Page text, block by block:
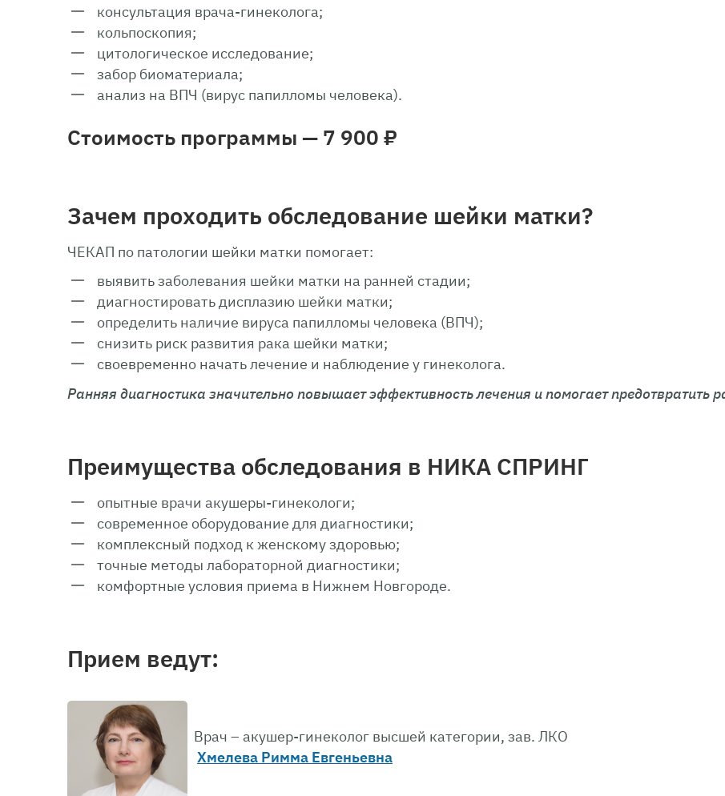
консультация врача-гинеколога;
кольпоскопия;
цитологическое исследование;
забор биоматериала;
анализ на ВПЧ (вирус папилломы человека).
Стоимость программы — 7 900 ₽
Зачем проходить обследование шейки матки?
ЧЕКАП по патологии шейки матки помогает:
выявить заболевания шейки матки на ранней стадии;
диагностировать дисплазию шейки матки;
определить наличие вируса папилломы человека (ВПЧ);
снизить риск развития рака шейки матки;
своевременно начать лечение и наблюдение у гинеколога.
Ранняя диагностика значительно повышает эффективность лечения и помогает предотвратить
Преимущества обследования в НИКА СПРИНГ
опытные врачи акушеры-гинекологи;
современное оборудование для диагностики;
комплексный подход к женскому здоровью;
точные методы лабораторной диагностики;
комфортные условия приема в Нижнем Новгороде.
Прием ведут:
Врач – акушер-гинеколог высшей категории, зав. ЛКО
Хмелева Римма Евгеньевна